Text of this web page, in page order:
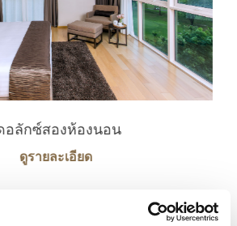
อลักซ์สองห้องนอน
ดูรายละเอียด